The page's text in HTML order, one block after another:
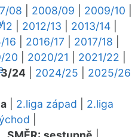
08 2008/09 2009/10
2012/13 2013/14
16 2016/17 2017/18
20 2020/21 2021/22
24 2024/25
2025/26
2.liga západ
2.liga